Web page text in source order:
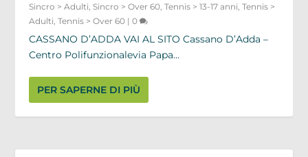
Sincro > Adulti ,Sincro > Over 60 ,Tennis > 13-17 anni ,Tennis >
Adulti ,Tennis > Over 60 |0
CASSANO D’ADDA VAI AL SITO Cassano D’Adda –
Centro Polifunzionalevia Papa...
PER SAPERNE DI PIÙ